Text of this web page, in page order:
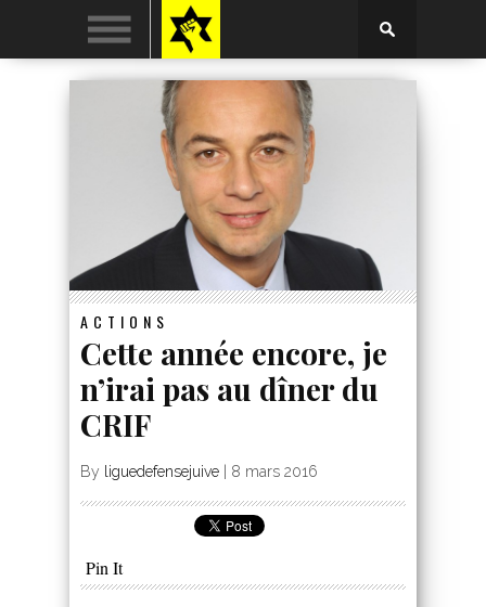
ACTIONS
Cette année encore, je
n’irai pas au dîner du
CRIF
By liguedefensejuive 8 mars 2016
Pin It